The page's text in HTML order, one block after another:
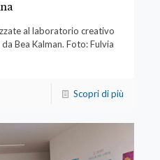
al laboratorio creativo
Bea Kalman. Foto: Fulvia
Scopri di più